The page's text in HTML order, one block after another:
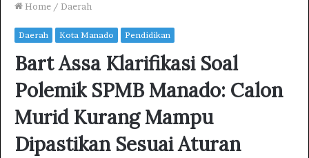
Home / Daerah
Daerah Kota Manado Pendidikan
Bart Assa Klarifikasi Soal
Polemik SPMB Manado: Calon
Murid Kurang Mampu
Dipastikan Sesuai Aturan